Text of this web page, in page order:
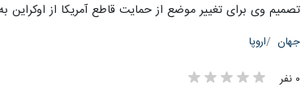
تصمیم وی برای تغییر موضع از حمایت قاطع آمریکا از اوکراین
جهان اروپا
۰ نفر